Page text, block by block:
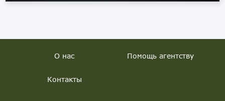
О нас Помощь агентству
Контакты